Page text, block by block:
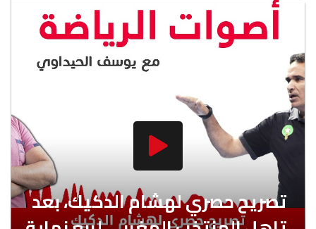
تصريح حصري لهشام الدكيك، بعد